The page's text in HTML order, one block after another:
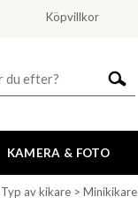
Köpvillkor
KAMERA & FOTO
Typ av kikare > Minikikare